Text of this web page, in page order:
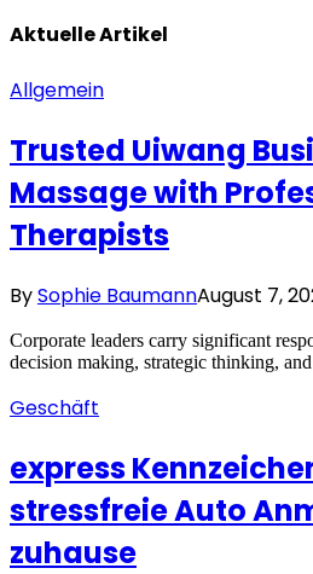
AktuelleArtikel
Allgemein
Trusted Uiwang
Massage with
Therapists
BySophie BaumannAugust 7,
Corporate leaders carry significant
decision making, strategic thinking,
Geschäft
express
stressfreie Auto
zuhause